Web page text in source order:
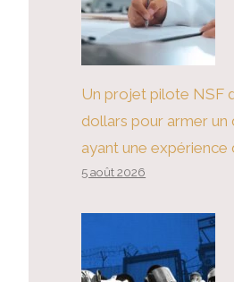
Un projet pilote NSF
dollars pour armer
ayant une expérience
5 août 2026